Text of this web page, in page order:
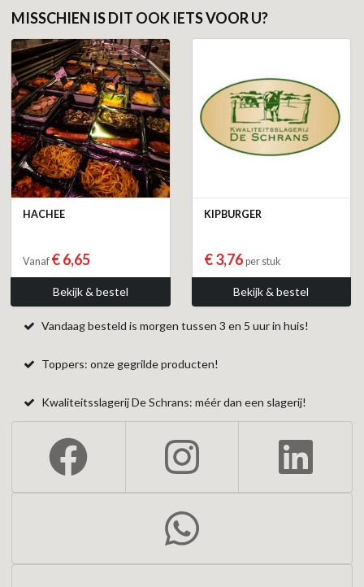
MISSCHIEN IS DIT OOK IETS VOOR U?
HACHEE
Vanaf € 6,65
Bekijk & bestel
KIPBURGER
€ 3,76 per stuk
Bekijk & bestel
Vandaag besteld is morgen tussen 3 en 5 uur in huis!
Toppers: onze gegrilde producten!
Kwaliteitsslagerij De Schrans: méér dan een slagerij!